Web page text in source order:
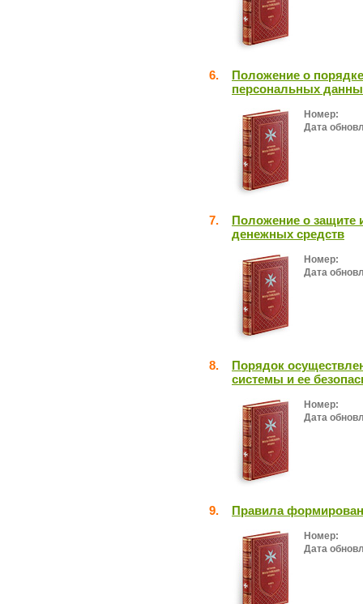
6.
Положение о
персональных
Номер:
Дата
7.
Положение о защите
денежных средств
Номер:
Дата
8.
Порядок
системы и ее
Номер:
Дата
9. Правила
Номер:
Дата